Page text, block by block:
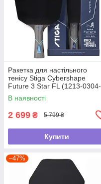
Ракетка для настільного
тенісу Stiga Cybershape
Future 3 Star FL (1213-0304-
35) tdi
В наявності
2 699 ₴ 5 799 ₴
Купити
–47%